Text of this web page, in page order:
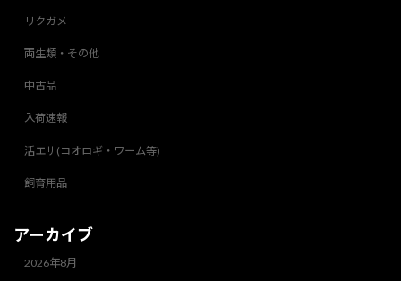
リクガメ
両生類・その他
中古品
入荷速報
活エサ(コオロギ・ワーム等)
飼育用品
アーカイブ
2026年8月